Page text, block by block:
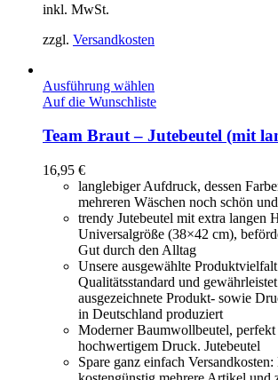
inkl. MwSt.
zzgl. Versandkosten
Ausführung wählen
Auf die Wunschliste
Team Braut – Jutebeutel (mit
16,95 €
langlebiger Aufdruck, dessen
mehreren Wäschen noch schön
trendy Jutebeutel mit extra langen
Universalgröße (38×42 cm),
Gut durch den Alltag
Unsere ausgewählte
Qualitätsstandard und
ausgezeichnete Produkt- sowie
in Deutschland produziert
Moderner Baumwollbeutel,
hochwertigem Druck. Jutebeutel
Spare ganz einfach